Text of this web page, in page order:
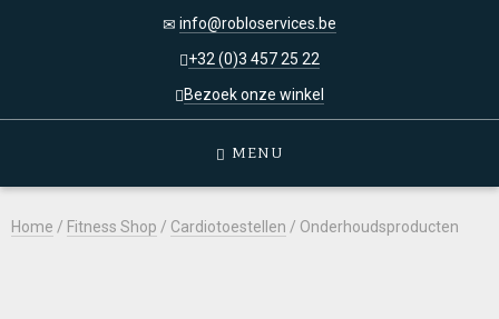
info@robloservices.be
+32 (0)3 457 25 22
Bezoek onze winkel
MENU
Home / Fitness Shop / Cardiotoestellen / Onderhoudsproducten